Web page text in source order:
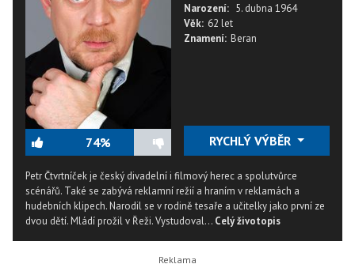
74%
Narození: 5. dubna 1964
Věk: 62 let
Znamení: Beran
RYCHLÝ VÝBĚR
Petr Čtvrtníček je český divadelní i filmový herec a spolutvůrce
scénářů. Také se zabývá reklamní režií a hraním v reklamách a
hudebních klipech. Narodil se v rodině tesaře a učitelky jako první ze
dvou dětí. Mládí prožil v Řeži. Vystudoval... Celý životopis